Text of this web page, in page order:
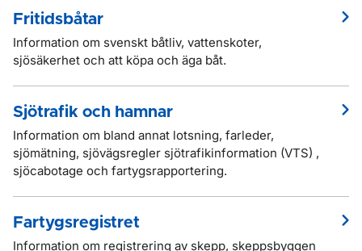
Fritidsbåtar
Information om svenskt båtliv, vattenskoter,
sjösäkerhet och att köpa och äga båt.
Sjötrafik och hamnar
Information om bland annat lotsning, farleder,
sjömätning, sjövägsregler sjötrafikinformation (VTS) ,
sjöcabotage och fartygsrapportering.
Fartygsregistret
Information om registrering av skepp, skeppsbyggen